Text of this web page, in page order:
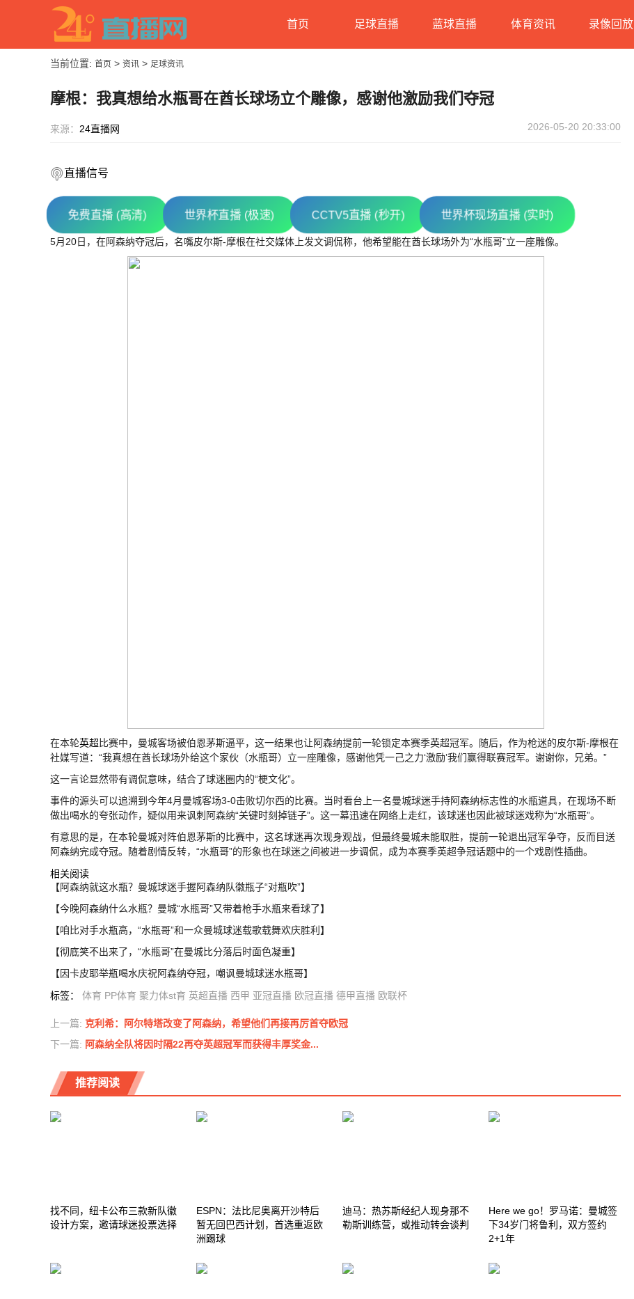
首页 足球直播 蓝球直播 体育资讯 录像回放
当前位置: 首页 > 资讯 > 足球资讯
摩根：我真想给水瓶哥在酋长球场立个雕像，感谢他激励我们夺冠
来源： 24直播网 2026-05-20 20:33:00
直播信号
免费直播 (高清) 世界杯直播 (极速) CCTV5直播 (秒开) 世界杯现场直播 (实时)
5月20日，在阿森纳夺冠后，名嘴皮尔斯-摩根在社交媒体上发文调侃称，他希望能在酋长球场外为“水瓶哥”立一座雕像。
在本轮英超 比赛中，曼城客场被伯恩茅斯逼平，这一结果也让阿森纳提前一轮锁定本赛季英超冠军。随后，作为枪迷的皮尔斯-摩根在
社媒写道：“我真想在酋长球场外给这个家伙（水瓶哥）立一座雕像，感谢他凭一己之力‘激励’我们赢得联赛冠军。谢谢你，兄弟。”
这一言论显然带有调侃意味，结合了球迷圈内的“梗文化”。
事件的源头可以追溯到今年4月曼城客场3-0击败切尔西的比赛。当时看台上一名曼城球迷手持阿森纳标志性的水瓶道具，在现场不断
做出喝水的夸张动作，疑似用来讽刺阿森纳“关键时刻掉链子”。这一幕迅速在网络上走红，该球迷也因此被球迷戏称为“水瓶哥”。
有意思的是，在本轮曼城对阵伯恩茅斯的比赛中，这名球迷再次现身观战，但最终曼城未能取胜，提前一轮退出冠军争夺，反而目送
阿森纳完成夺冠。随着剧情反转，“水瓶哥”的形象也在球迷之间被进一步调侃，成为本赛季英超争冠话题中的一个戏剧性插曲。
相关阅读
【阿森纳就这水瓶？曼城球迷手握阿森纳队徽瓶子“对瓶吹”】
【今晚阿森纳什么水瓶？曼城“水瓶哥”又带着枪手水瓶来看球了】
【咱比对手水瓶高，“水瓶哥”和一众曼城球迷载歌载舞欢庆胜利】
【彻底笑不出来了，“水瓶哥”在曼城比分落后时面色凝重】
【因卡皮耶举瓶喝水庆祝阿森纳夺冠，嘲讽曼城球迷水瓶哥】
标签： 体育 PP体育 聚力体st育 英超直播 西甲 亚冠直播 欧冠直播 德甲直播 欧联杯
上一篇: 克利希：阿尔特塔改变了阿森纳，希望他们再接再厉首夺欧冠
下一篇: 阿森纳全队将因时隔22再夺英超冠军而获得丰厚奖金...
推荐阅读
找不同，纽卡公布三款新队徽
设计方案，邀请球迷投票选择
ESPN：法比尼奥离开沙特后
暂无回巴西计划，首选重返欧
洲踢球
迪马：热苏斯经纪人现身那不
勒斯训练营，或推动转会谈判
Here we go！罗马诺：曼城签
下34岁门将鲁利，双方签约
2+1年